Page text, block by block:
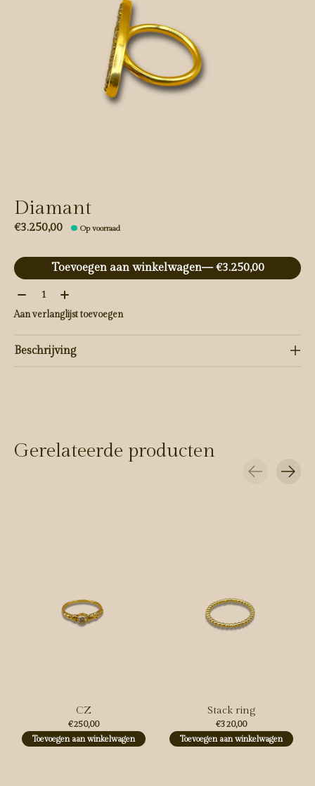
Diamant
€3.250,00 Op voorraad
Toevoegen aan winkelwagen
— €3.250,00
Aantal:
Aan verlanglijst toevoegen
Beschrijving
Gerelateerde producten
CZ
€250,00
Toevoegen aan winkelwagen
Stack ring
€320,00
Toevoegen aan winkelwagen